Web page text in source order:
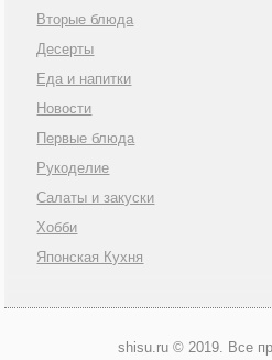
Вторые блюда
Десерты
Еда и напитки
Новости
Первые блюда
Рукоделие
Салаты и закуски
Хобби
Японская Кухня
shisu.ru © 2019. Все